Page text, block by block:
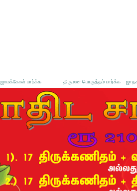
ஜாமக்கோள் பார்க்க திருமண பொருத்தம் பார்க்க